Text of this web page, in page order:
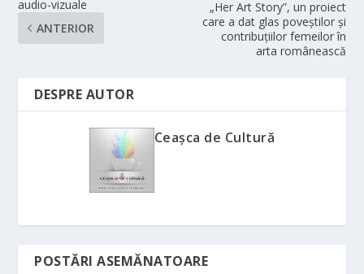
audio-vizuale
ANTERIOR
„Her Art Story”, un proiect
care a dat glas poveștilor și
contribuțiilor femeilor în
arta românească
DESPRE AUTOR
Ceașca de Cultură
POSTĂRI ASEMĂNATOARE